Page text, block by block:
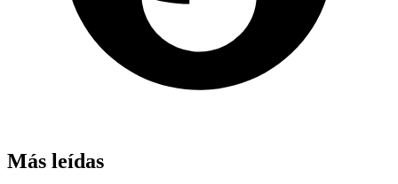
Más leídas